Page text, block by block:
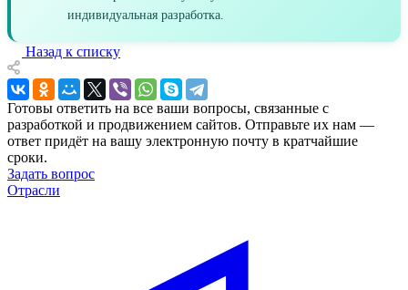
индивидуальная разработка.
Назад к списку
Готовы ответить на все ваши вопросы, связанные с
разработкой и продвижением сайтов. Отправьте их нам —
ответ придёт на вашу электронную почту в кратчайшие
сроки.
Задать вопрос
Отрасли